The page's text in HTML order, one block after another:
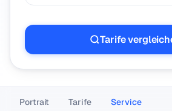
Tarife
Portrait Tarife Service